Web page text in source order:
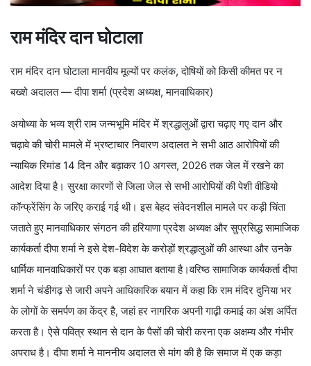
राम मंदिर दान घोटाला
राम मंदिर दान घोटाला मानवीय मूल्यों पर कलंक, दोषियों को किसी कीमत पर न
बख्शे अदालत — दीपा शर्मा (प्रदेश अध्यक्ष, मानवाधिकार)
अयोध्या के भव्य श्री राम जन्मभूमि मंदिर में श्रद्धालुओं द्वारा चढ़ाए गए दान और
चढ़ावे की चोरी मामले में भ्रष्टाचार निवारण अदालत ने सभी आठ आरोपियों की
न्यायिक रिमांड 14 दिन और बढ़ाकर 10 अगस्त, 2026 तक जेल में रखने का
आदेश दिया है। सुरक्षा कारणों से जिला जेल से सभी आरोपियों की पेशी वीडियो
कॉन्फ्रेंसिंग के जरिए कराई गई थी। इस बेहद संवेदनशील मामले पर कड़ी चिंता
जताते हुए मानवाधिकार संगठन की हरियाणा प्रदेश अध्यक्ष और सुप्रसिद्ध सामाजिक
कार्यकर्ता दीपा शर्मा ने इसे देश-विदेश के करोड़ों श्रद्धालुओं की आस्था और उनके
धार्मिक मानवाधिकारों पर एक बड़ा आघात बताया है।वरिष्ठ सामाजिक कार्यकर्ता दीपा
शर्मा ने चंडीगढ़ से जारी अपने आधिकारिक बयान में कहा कि राम मंदिर दुनिया भर
के लोगों के समर्पण का केंद्र है, जहां हर नागरिक अपनी गाढ़ी कमाई का अंश अर्पित
करता है। ऐसे पवित्र स्थान से दान के पैसों की चोरी करना एक अक्षम्य और गंभीर
अपराध है। दीपा शर्मा ने माननीय अदालत से मांग की है कि समाज में एक कड़ा